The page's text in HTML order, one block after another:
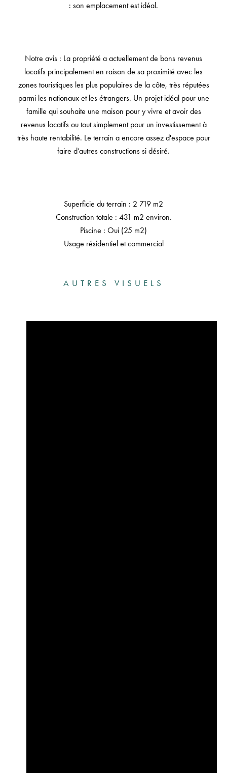
: son emplacement est idéal.
Notre avis : La propriété a actuellement de bons revenus
locatifs principalement en raison de sa proximité avec les
zones touristiques les plus populaires de la côte, très réputées
parmi les nationaux et les étrangers. Un projet idéal pour une
famille qui souhaite une maison pour y vivre et avoir des
revenus locatifs ou tout simplement pour un investissement à
très haute rentabilité. Le terrain a encore assez d'espace pour
faire d’autres constructions si désiré.
Superficie du terrain : 2 719 m2
Construction totale : 431 m2 environ.
Piscine : Oui (25 m2)
Usage résidentiel et commercial
AUTRES VISUELS